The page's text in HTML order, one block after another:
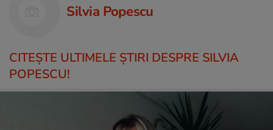
Silvia Popescu
CITEŞTE ULTIMELE ŞTIRI DESPRE SILVIA
POPESCU!